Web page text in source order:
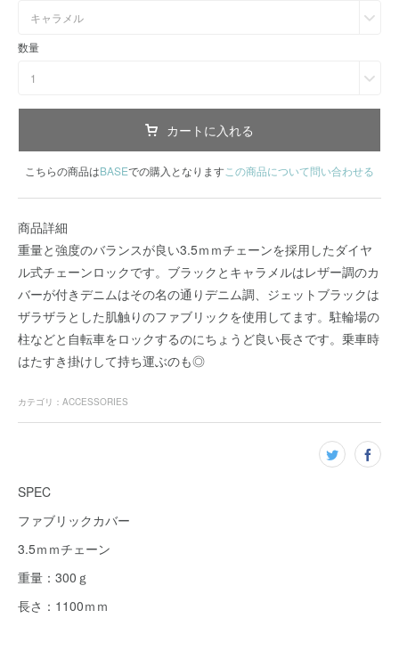
キャラメル
数量
1
カートに入れる
こちらの商品はBASEでの購入となりますこの商品について問い合わせる
商品詳細
重量と強度のバランスが良い3.5ｍｍチェーンを採用したダイヤ
ル式チェーンロックです。ブラックとキャラメルはレザー調のカ
バーが付きデニムはその名の通りデニム調、ジェットブラックは
ザラザラとした肌触りのファブリックを使用してます。駐輪場の
柱などと自転車をロックするのにちょうど良い長さです。乗車時
はたすき掛けして持ち運ぶのも◎
カテゴリ ： ACCESSORIES
SPEC
ファブリックカバー
3.5ｍｍチェーン
重量：300ｇ
長さ：1100ｍｍ